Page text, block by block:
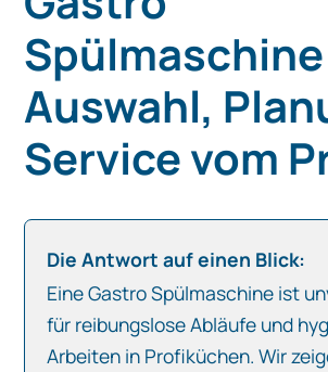
Spülmaschine
Auswahl,
Service vom
Die Antwort auf einen Blick:
Eine Gastro Spülmaschine ist
für reibungslose Abläufe und
Arbeiten in Profiküchen. Wir